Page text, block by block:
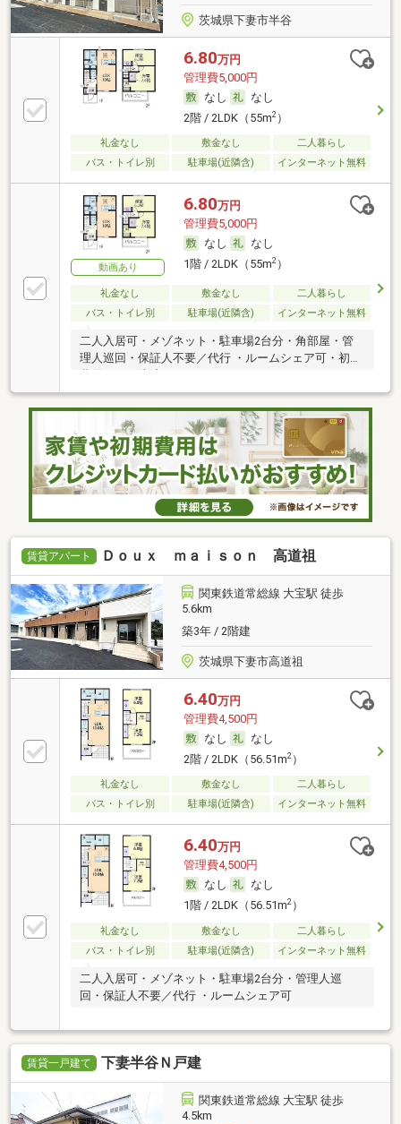
茨城県下妻市半谷
6.80万円
管理費5,000円
なし
なし
2階 / 2LDK（55m2）
礼金なし 敷金なし
二人暮らし
バス・トイレ別
駐車場(近隣含) インターネット無料
動画あり
6.80万円
管理費5,000円
なし
なし
1階 / 2LDK（55m2）
礼金なし 敷金なし
二人暮らし
バス・トイレ別
駐車場(近隣含) インターネット無料
二人入居可・メゾネット・駐車場2台分・角部屋・管
理人巡回・保証人不要／代行 ・ルームシェア可・初期
賃貸アパート Ｄｏｕｘ ｍａｉｓｏｎ 高道祖
関東鉄道常総線 大宝駅 徒歩
5.6km
築3年 / 2階建
茨城県下妻市高道祖
6.40万円
管理費4,500円
なし
なし
2階 / 2LDK（56.51m2）
礼金なし 敷金なし
二人暮らし
バス・トイレ別
駐車場(近隣含) インターネット無料
6.40万円
管理費4,500円
なし
なし
1階 / 2LDK（56.51m2）
礼金なし 敷金なし
二人暮らし
バス・トイレ別
駐車場(近隣含) インターネット無料
二人入居可・メゾネット・駐車場2台分・管理人巡
回・保証人不要／代行 ・ルームシェア可
賃貸一戸建て 下妻半谷Ｎ戸建
関東鉄道常総線 大宝駅 徒歩
4.5km